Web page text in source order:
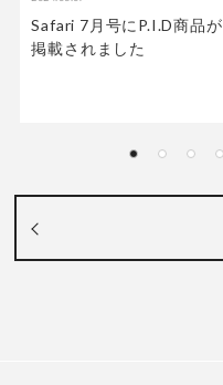
Safari 7月号にP.I.D商品が
掲載されました